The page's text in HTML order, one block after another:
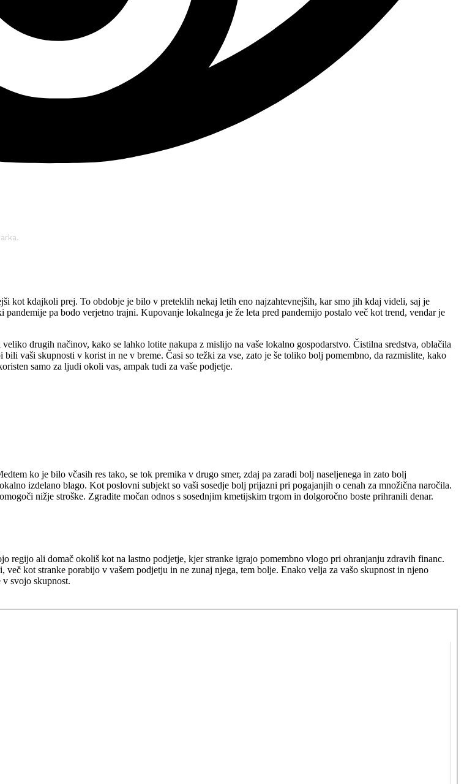
kot kdajkoli prej. To obdobje je bilo v preteklih nekaj letih eno najzahtevnejših, kar smo jih kdaj videli, saj je
pa bodo verjetno trajni. Kupovanje lokalnega je že leta pred pandemijo postalo več kot trend, vendar je
drugih načinov, kako se lahko lotite nakupa z mislijo na vaše lokalno gospodarstvo. Čistilna sredstva, oblačila
vaši skupnosti v korist in ne v breme. Časi so težki za vse, zato je še toliko bolj pomembno, da razmislite, kako
samo za ljudi okoli vas, ampak tudi za vaše podjetje.
ko je bilo včasih res tako, se tok premika v drugo smer, zdaj pa zaradi bolj naseljenega in zato bolj
izdelano blago. Kot poslovni subjekt so vaši sosedje bolj prijazni pri pogajanjih o cenah za množična naročila.
nižje stroške. Zgradite močan odnos s sosednjim kmetijskim trgom in dolgoročno boste prihranili denar.
regijo ali domač okoliš kot na lastno podjetje, kjer stranke igrajo pomembno vlogo pri ohranjanju zdravih financ.
kot stranke porabijo v vašem podjetju in ne zunaj njega, tem bolje. Enako velja za vašo skupnost in njeno
svojo skupnost.